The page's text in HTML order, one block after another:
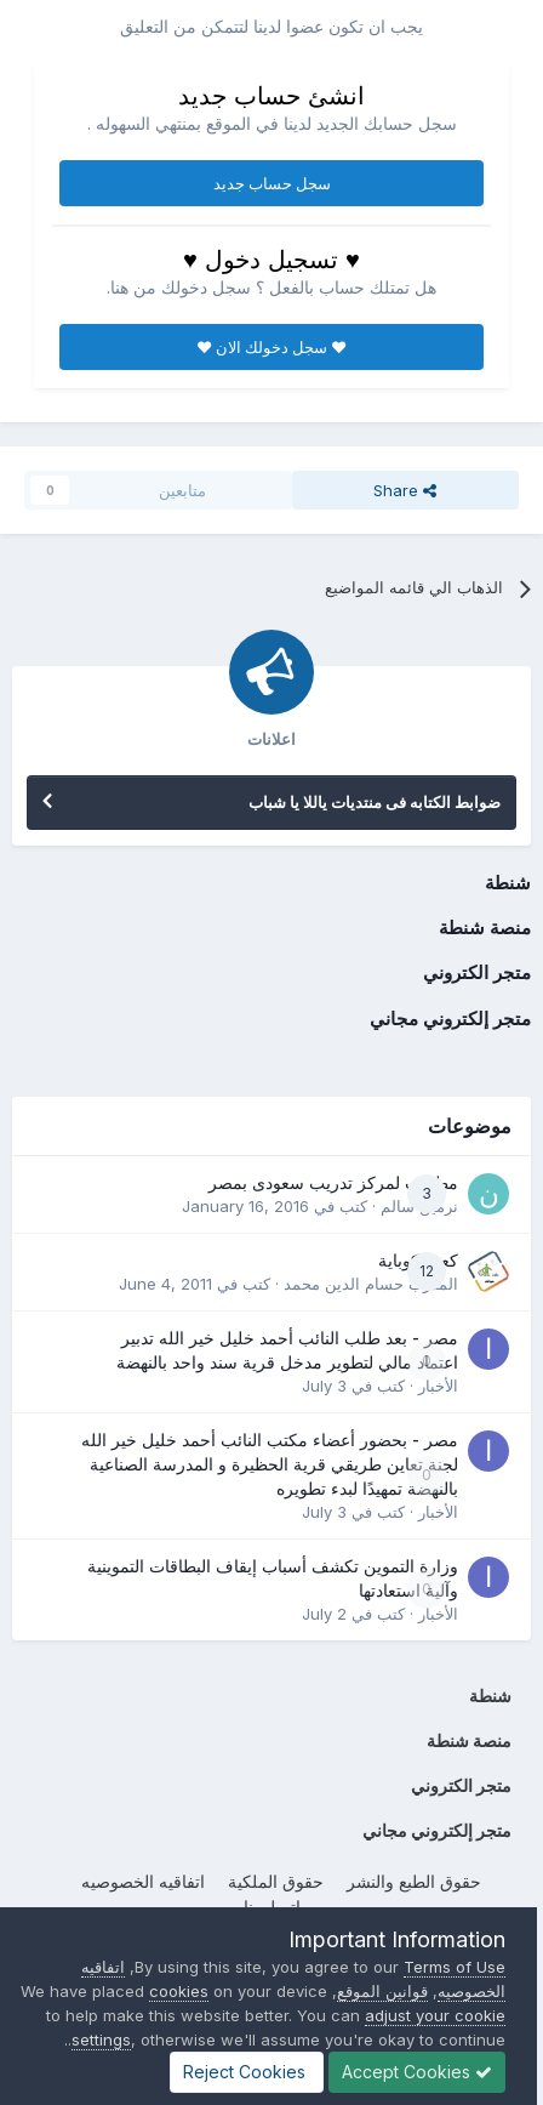
يجب ان تكون عضوا لدينا لتتمكن من التعليق
انشئ حساب جديد
سجل حسابك الجديد لدينا في الموقع بمنتهي السهوله .
سجل حساب جديد
♥ تسجيل دخول ♥
هل تمتلك حساب بالفعل ؟ سجل دخولك من هنا.
♥ سجل دخولك الان ♥
Share متابعين 0
الذهاب الي قائمه المواضيع
اعلانات
ضوابط الكتابه فى منتديات ياللا يا شباب
شنطة
منصة شنطة
متجر الكتروني
متجر إلكتروني مجاني
موضوعات
3
مطلوب لمركز تدريب سعودى بمصر
نرمين سالم· كتب في January 16, 2016
12
كعب كوباية
المدرب حسام الدين محمد· كتب في June 4, 2011
0
مصر - بعد طلب النائب أحمد خليل خير الله تدبير
اعتماد مالي لتطوير مدخل قرية سند واحد بالنهضة
الأخبار· كتب في July 3
0
مصر - بحضور أعضاء مكتب النائب أحمد خليل خير الله
لجنة تعاين طريقي قرية الحظيرة و المدرسة الصناعية
بالنهضة تمهيدًا لبدء تطويره
الأخبار· كتب في July 3
0
وزارة التموين تكشف أسباب إيقاف البطاقات التموينية
وآلية استعادتها
الأخبار· كتب في July 2
شنطة
منصة شنطة
متجر الكتروني
متجر إلكتروني مجاني
حقوق الطبع والنشر حقوق الملكية
اتفاقيه الخصوصيه
إتصل بنا
Powered by Invision CommunityImportant Information
By using this site, you agree to ourTerms of Use
, اتفاقيه
الخصوصيه, قوانين الموقع, We have placed
cookies on your device
to help make this website better. You canadjust your cookie
settings , otherwise we'll assume you're okay to continue..
Accept Cookies